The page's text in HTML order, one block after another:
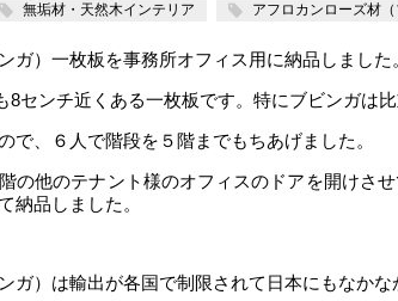
無垢材・天然木インテリア アフロカンローズ材（
ガ）一枚板を事務所オフィス用に納品しました
センチ近くある一枚板です。特にブビンガは
で、６人で階段を５階までもちあげました。
の他のテナント様のオフィスのドアを開けさ
納品しました。
ガ）は輸出が各国で制限されて日本にもなかな